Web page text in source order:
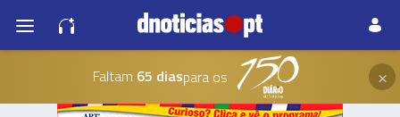
Faltam 65 diaspara os ×